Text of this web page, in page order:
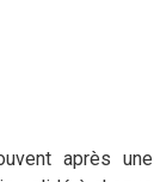
après une